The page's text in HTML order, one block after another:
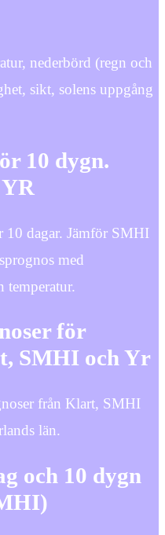
nederbörd (regn och
sikt, solens uppgång
10 dygn.
10 dagar. Jämför SMHI
med
temperatur.
för
SMHI och Yr
från Klart, SMHI
län.
och 10 dygn